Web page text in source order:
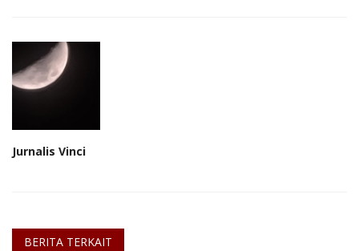
Jurnalis Vinci
BERITA TERKAIT